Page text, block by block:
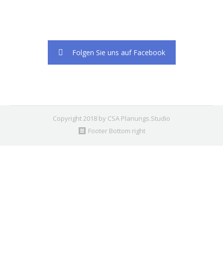
Folgen Sie uns auf Facebook
Copyright 2018 by CSA Planungs.Studio
Footer Bottom right